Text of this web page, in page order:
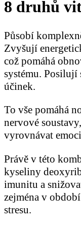
8 druhů
Působí
Zvyšují
což pomáhá
systému. Posilují
účinek.
To vše pomáhá
nervové
vyrovnávat
Právě v této
kyseliny
imunitu a
zejména v
stresu.